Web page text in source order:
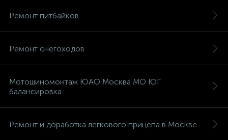
Ремонт питбайков
Ремонт снегоходов
Мотошиномонтаж ЮАО Москва МО ЮГ
балансировка
Ремонт и доработка легкового прицепа в Москве